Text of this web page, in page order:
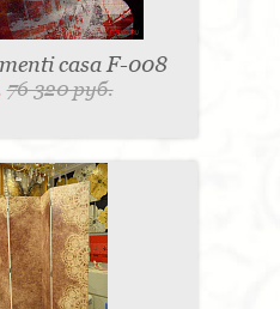
casa F-008
76 320 руб.